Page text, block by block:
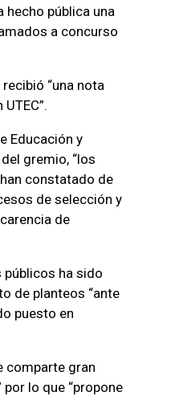
hecho pública una
a concurso
“una nota
Educación y
gremio, “los
constatado de
de selección y
de
públicos ha sido
de planteos “ante
puesto en
comparte gran
lo que “propone